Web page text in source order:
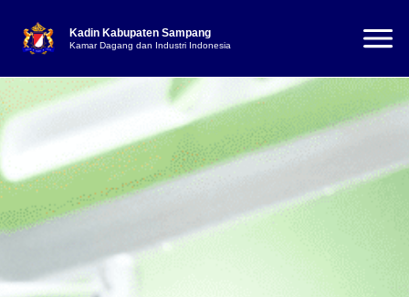
Kadin Kabupaten Sampang
Kamar Dagang dan Industri Indonesia